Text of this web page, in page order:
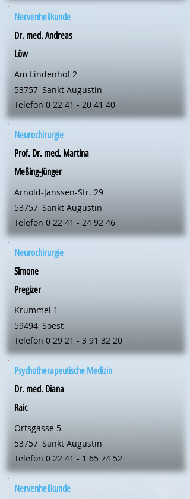
Nervenheilkunde
Dr. med. Andreas
Löw
Am Lindenhof 2
53757 Sankt Augustin
Telefon 0 22 41 - 20 41 40
Neurochirurgie
Prof. Dr. med. Martina
Meßing-Jünger
Arnold-Janssen-Str. 29
53757 Sankt Augustin
Telefon 0 22 41 - 24 92 46
Neurochirurgie
Simone
Pregizer
Krummel 1
59494 Soest
Telefon 0 29 21 - 3 91 32 20
Psychotherapeutische Medizin
Dr. med. Diana
Raic
Ortsgasse 5
53757 Sankt Augustin
Telefon 0 22 41 - 1 65 74 52
Nervenheilkunde